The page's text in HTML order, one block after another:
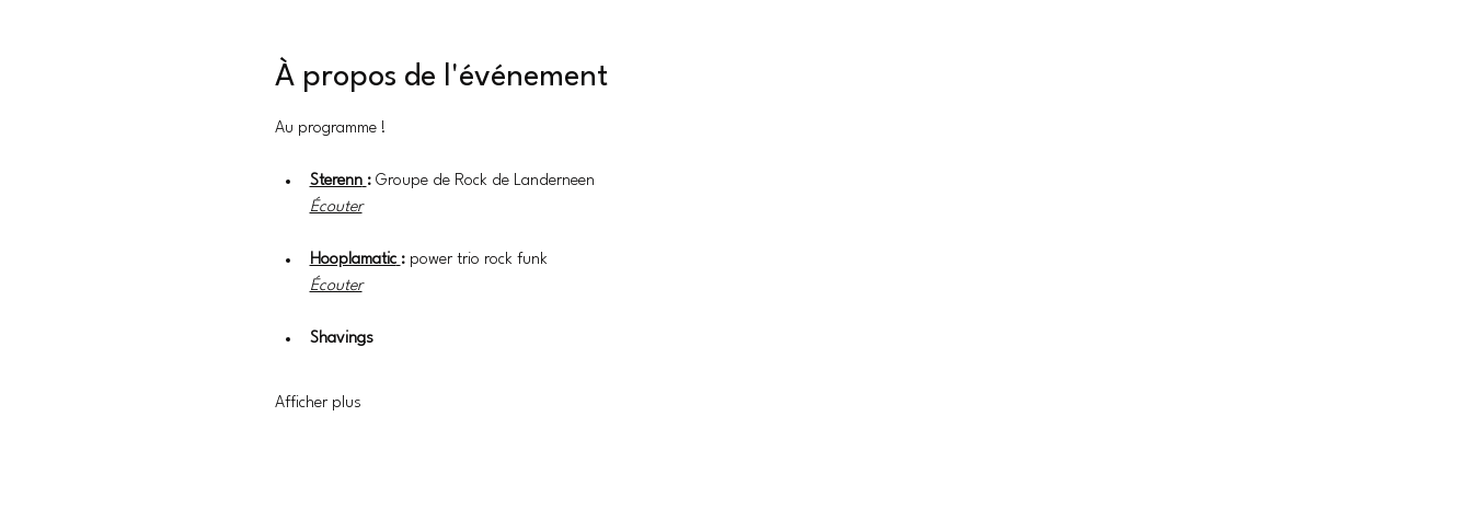
À propos de l'événement
Au programme !
Sterenn : Groupe de Rock de Landerneen
Écouter
Hooplamatic : power trio rock funk
Écouter
Shavings
Afficher plus